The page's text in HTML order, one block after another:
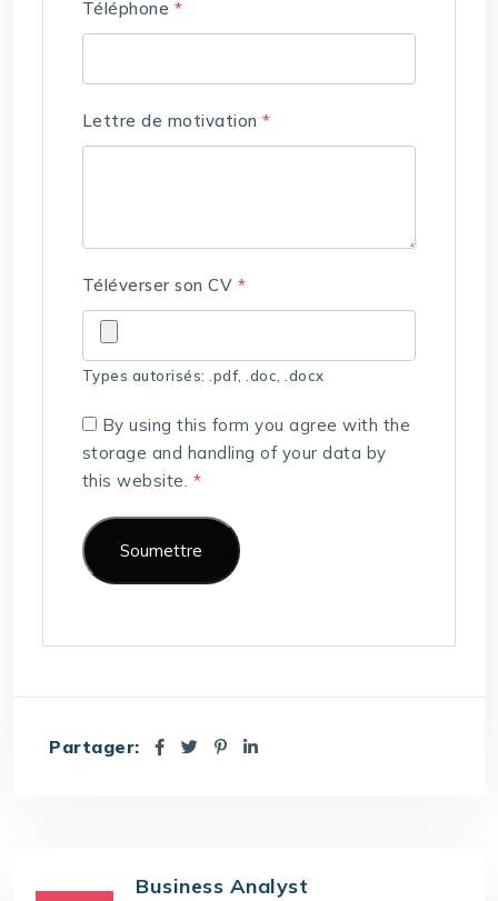
Téléphone *
Lettre de motivation*
Téléverser son CV *
Types autorisés: .pdf, .doc, .docx
By using this form you agree with the
storage and handling of your data by
this website. *
Partager:
Business Analyst